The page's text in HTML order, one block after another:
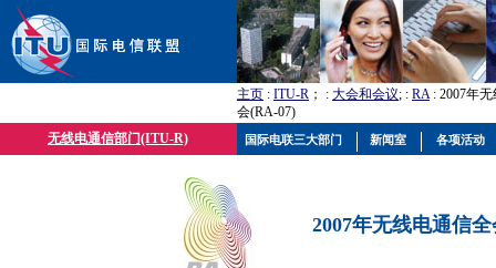
主页 : ITU-R ； : 大会和会议; : RA: 2007年
会(RA-07)
无线电通信部门(ITU-R)
2007年无线电通信
国际电联三大部门 新闻室 各项活动